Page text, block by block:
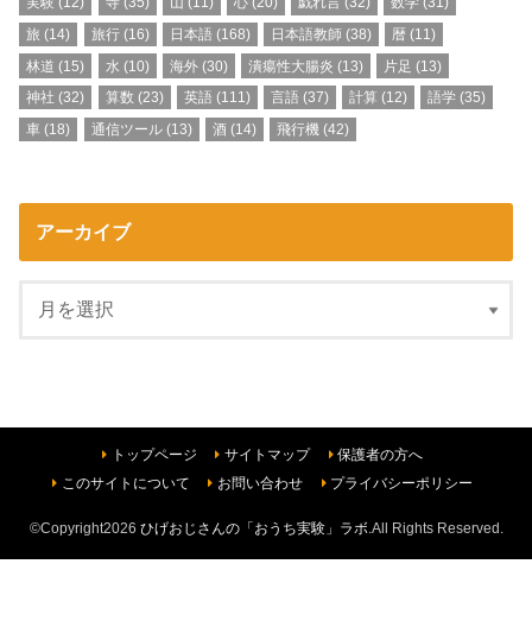
旅 (14) 旅行(16) 日本語 (168) 日本語教師 (38) 暦 (11)
林道 (15) 水 (10) 海外(30) 潰瘍性大腸炎 (13) 片足 (13)
神社 (32) 算数 (23) 英語 (111) 言語 (37) 計算 (12) 語学 (35)
車 (18) 通信ツール(13) 酒(14) 飛行機 (42)
アーカイブ
トップページ サイトマップ
保護者の方へ
このサイトについて
お問い合わせ プライバシーポリシー
©Copyright2026 ひげおじさんの「おうち実験」ラボ .All Rights Reserved.